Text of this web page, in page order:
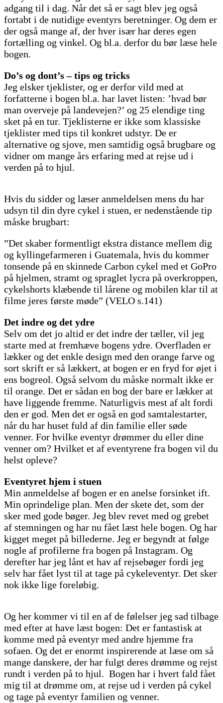
adgang til i dag. Når det så er sagt blev jeg også
fortabt i de nutidige eventyrs beretninger. Og dem er
der også mange af, der hver især har deres egen
fortælling og vinkel. Og bl.a. derfor du bør læse hele
bogen.
Do’s og dont’s – tips og tricks
Jeg elsker tjeklister, og er derfor vild med at
forfatterne i bogen bl.a. har lavet listen: ’hvad bør
man overveje på landevejen?’ og 25 elendige ting
sket på en tur. Tjeklisterne er ikke som klassiske
tjeklister med tips til konkret udstyr. De er
alternative og sjove, men samtidig også brugbare og
vidner om mange års erfaring med at rejse ud i
verden på to hjul.
Hvis du sidder og læser anmeldelsen mens du har
udsyn til din dyre cykel i stuen, er nedenstående tip
måske brugbart:
”Det skaber formentligt ekstra distance mellem dig
og kyllingefarmeren i Guatemala, hvis du kommer
tonsende på en skinnede Carbon cykel med et GoPro
på hjelmen, stramt og spraglet lycra på overkroppen,
cykelshorts klæbende til lårene og mobilen klar til at
filme jeres første møde” (VELO s.141)
Det indre og det ydre
Selv om det jo altid er det indre der tæller, vil jeg
starte med at fremhæve bogens ydre. Overfladen er
lækker og det enkle design med den orange farve og
sort skrift er så lækkert, at bogen er en fryd for øjet i
ens bogreol. Også selvom du måske normalt ikke er
til orange. Det er sådan en bog der bare er lækker at
have liggende fremme. Naturligvis mest af alt fordi
den er god. Men det er også en god samtalestarter,
når du har huset fuld af din familie eller søde
venner. For hvilke eventyr drømmer du eller dine
venner om? Hvilket et af eventyrene fra bogen vil du
helst opleve?
Eventyret hjem i stuen
Min anmeldelse af bogen er en anelse forsinket ift.
Min oprindelige plan. Men der skete det, som der
sker med gode bøger. Jeg blev revet med og grebet
af stemningen og har nu fået læst hele bogen. Og har
kigget meget på billederne. Jeg er begyndt at følge
nogle af profilerne fra bogen på Instagram. Og
derefter har jeg lånt et hav af rejsebøger fordi jeg
selv har fået lyst til at tage på cykeleventyr. Det sker
nok ikke lige foreløbig.
Og her kommer vi til en af de følelser jeg sad tilbage
med efter at have læst bogen: Det er fantastisk at
komme med på eventyr med andre hjemme fra
sofaen. Og det er enormt inspirerende at læse om så
mange danskere, der har fulgt deres drømme og rejst
rundt i verden på to hjul. Bogen har i hvert fald fået
mig til at drømme om, at rejse ud i verden på cykel
og tage på eventyr familien og venner.